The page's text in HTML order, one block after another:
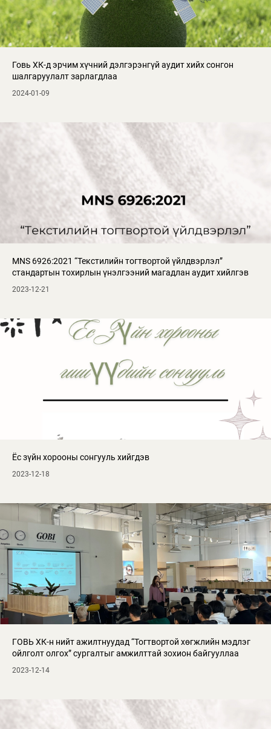
Говь ХК-д эрчим хүчний дэлгэрэнгүй аудит хийх сонгон
шалгаруулалт зарлагдлаа
2024-01-09
MNS 6926:2021 “Текстилийн тогтвортой үйлдвэрлэл”
стандартын тохирлын үнэлгээний магадлан аудит хийлгэв
2023-12-21
Ёс зүйн хорооны сонгууль хийгдэв
2023-12-18
ГОВЬ ХК-н нийт ажилтнуудад “Тогтвортой хөгжлийн мэдлэг
ойлголт олгох” сургалтыг амжилттай зохион байгууллаа
2023-12-14